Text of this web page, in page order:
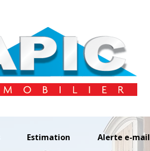
estimation alerte e-mail